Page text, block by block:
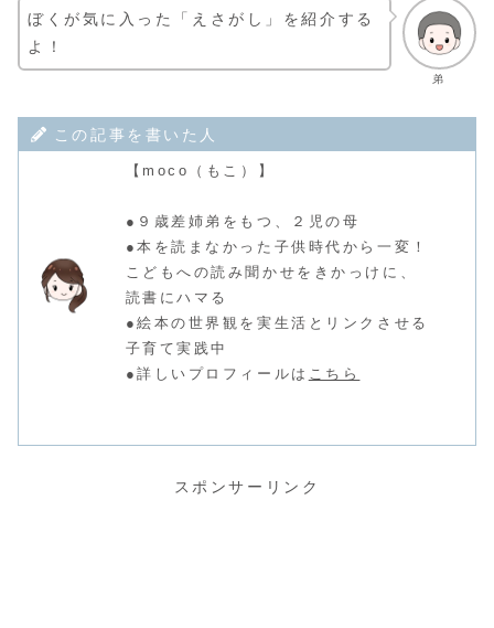
弟
ぼくが気に入った「えさがし」を紹介する
よ！
この記事を書いた人
【moco（もこ）】
●９歳差姉弟をもつ、２児の母
●本を読まなかった子供時代から一変！
こどもへの読み聞かせをきかっけに、
読書にハマる
●絵本の世界観を実生活とリンクさせる
子育て実践中
●詳しいプロフィールは こちら
スポンサーリンク